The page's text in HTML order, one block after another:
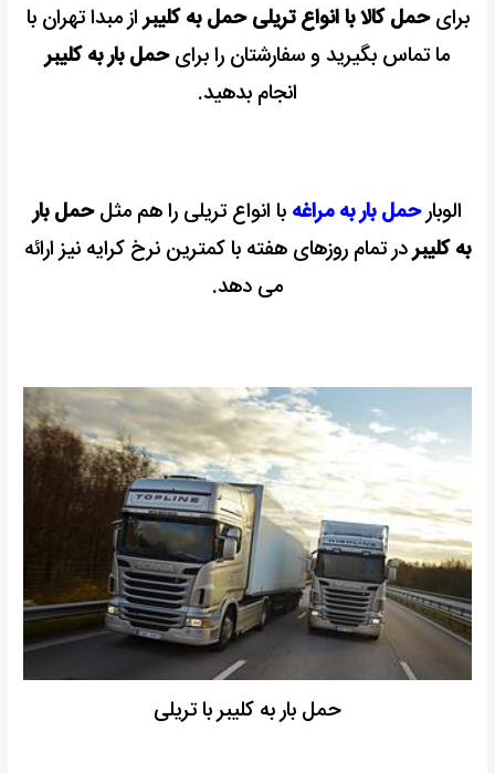
برایحمل کالا با انواع تریلی حمل به کلیبراز مبدا تهران با
ما تماس بگیرید و سفارشتان را برایحمل بار به کلیبر
انجام بدهید.
الوبارحمل بار به مراغه با انواع تریلی را هم مثلحمل بار
به کلیبردر تمام روزهای هفته با کمترین نرخ کرایه نیز ارائه
می دهد.
حمل بار به کلیبر با تریلی